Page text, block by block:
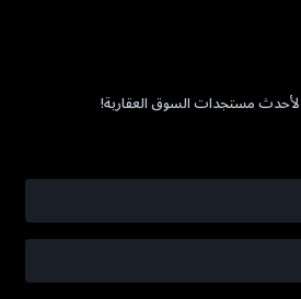
مستجدات السوق العقارية!